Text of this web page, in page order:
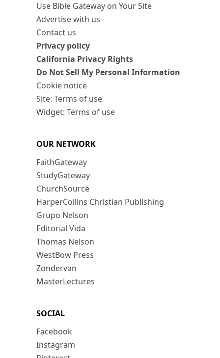
Use Bible Gateway on Your Site
Advertise with us
Contact us
Privacy policy
California Privacy Rights
Do Not Sell My Personal Information
Cookie notice
Site: Terms of use
Widget: Terms of use
OUR NETWORK
FaithGateway
StudyGateway
ChurchSource
HarperCollins Christian Publishing
Grupo Nelson
Editorial Vida
Thomas Nelson
WestBow Press
Zondervan
MasterLectures
SOCIAL
Facebook
Instagram